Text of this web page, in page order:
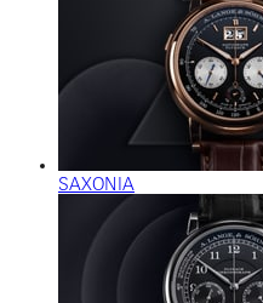
SAXONIA